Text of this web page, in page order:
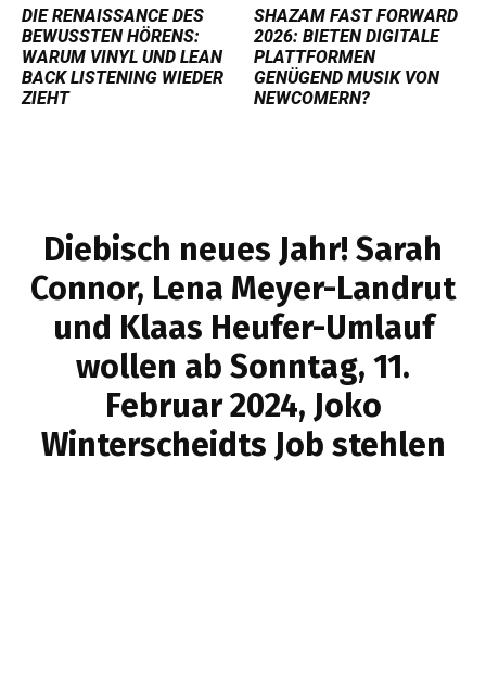
DIE RENAISSANCE DES
BEWUSSTEN HÖRENS:
WARUM VINYL UND LEAN
BACK LISTENING WIEDER
ZIEHT
SHAZAM FAST FORWARD
2026: BIETEN DIGITALE
PLATTFORMEN
GENÜGEND MUSIK VON
NEWCOMERN?